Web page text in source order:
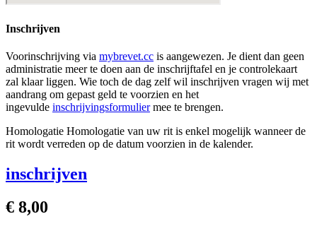
Inschrijven
Voorinschrijving via mybrevet.cc is aangewezen. Je dient dan geen
administratie meer te doen aan de inschrijftafel en je controlekaart
zal klaar liggen. Wie toch de dag zelf wil inschrijven vragen wij met
aandrang om gepast geld te voorzien en het
ingevulde inschrijvingsformuliermee te brengen.
Homologatie Homologatie van uw rit is enkel mogelijk wanneer de
rit wordt verreden op de datum voorzien in de kalender.
inschrijven
€ 8,00